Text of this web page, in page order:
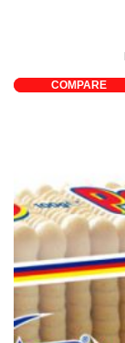
COMPARE